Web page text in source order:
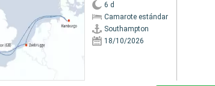
6 d
Camarote estándar
Southampton
18/10/2026